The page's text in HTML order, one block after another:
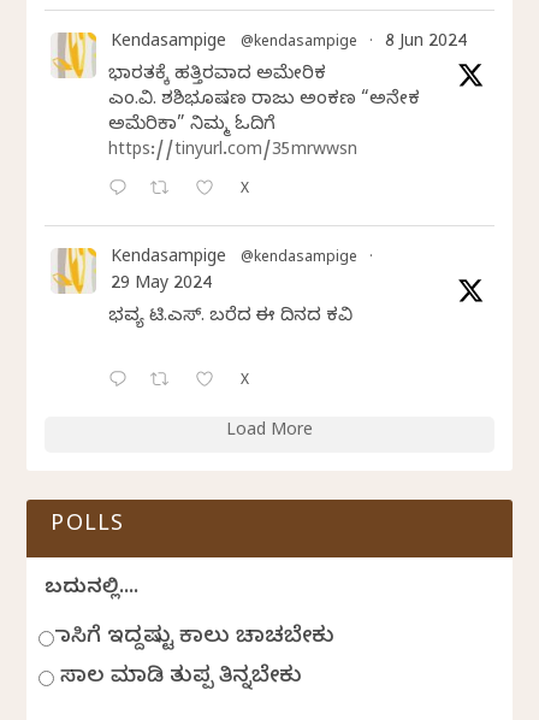
Kendasampige @kendasampige · 8 Jun 2024
ಭಾರತಕ್ಕೆ ಹತ್ತಿರವಾದ ಅಮೇರಿಕ
ಎಂ.ವಿ. ಶಶಿಭೂಷಣ ರಾಜು ಅಂಕಣ “ಅನೇಕ
ಅಮೆರಿಕಾ” ನಿಮ್ಮ ಓದಿಗೆ
https://tinyurl.com/35mrwwsn
X
Kendasampige @kendasampige ·
29 May 2024
ಭವ್ಯ ಟಿ.ಎಸ್. ಬರೆದ ಈ ದಿನದ ಕವಿತೆ
X
Load More
POLLS
ಬದುಕಿನಲ್ಲಿ....
ಹಾಸಿಗೆ ಇದ್ದಷ್ಟು ಕಾಲು ಚಾಚಬೇಕು
ಸಾಲ ಮಾಡಿ ತುಪ್ಪ ತಿನ್ನಬೇಕು